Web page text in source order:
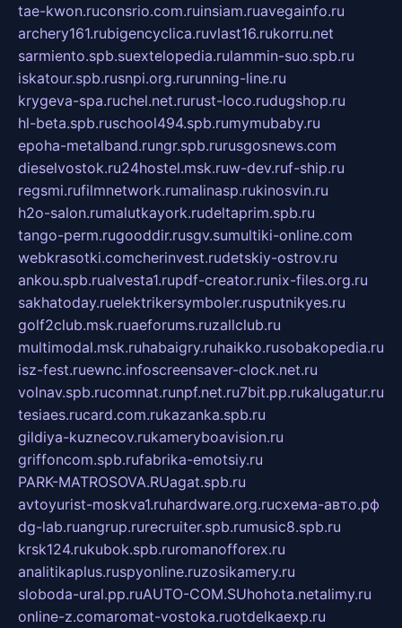
tae-kwon.ruconsrio.com.ruinsiam.ruavegainfo.ru
archery161.rubigencyclica.ruvlast16.rukorru.net
sarmiento.spb.suextelopedia.rulammin-suo.spb.ru
iskatour.spb.rusnpi.org.rurunning-line.ru
krygeva-spa.ruchel.net.rurust-loco.rudugshop.ru
hl-beta.spb.ruschool494.spb.rumymubaby.ru
epoha-metalband.rungr.spb.rurusgosnews.com
dieselvostok.ru24hostel.msk.ruw-dev.ruf-ship.ru
regsmi.rufilmnetwork.rumalinasp.rukinosvin.ru
h2o-salon.rumalutkayork.rudeltaprim.spb.ru
tango-perm.rugooddir.rusgv.sumultiki-online.com
webkrasotki.comcherinvest.rudetskiy-ostrov.ru
ankou.spb.rualvesta1.rupdf-creator.runix-files.org.ru
sakhatoday.ruelektrikersymboler.rusputnikyes.ru
golf2club.msk.ruaeforums.ruzallclub.ru
multimodal.msk.ruhabaigry.ruhaikko.rusobakopedia.ru
isz-fest.ruewnc.infoscreensaver-clock.net.ru
volnav.spb.rucomnat.runpf.net.ru7bit.pp.rukalugatur.ru
tesiaes.rucard.com.rukazanka.spb.ru
gildiya-kuznecov.rukameryboavision.ru
griffoncom.spb.rufabrika-emotsiy.ru
PARK-MATROSOVA.RUagat.spb.ru
avtoyurist-moskva1.ruhardware.org.ruсхема-авто.рф
dg-lab.ruangrup.rurecruiter.spb.rumusic8.spb.ru
krsk124.rukubok.spb.ruromanofforex.ru
analitikaplus.ruspyonline.ruzosikamery.ru
sloboda-ural.pp.ruAUTO-COM.SUhohota.netalimy.ru
online-z.comaromat-vostoka.ruotdelkaexp.ru